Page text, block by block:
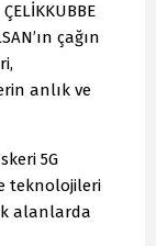
çağın
anlık ve
5G
teknolojileri
alanlarda